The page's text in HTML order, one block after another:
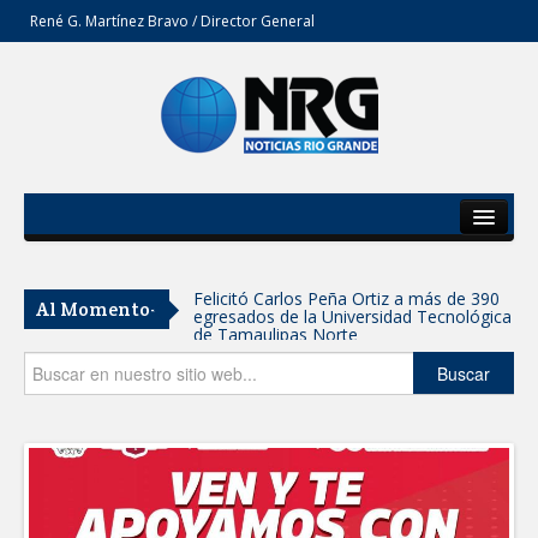
René G. Martínez Bravo / Director General
Del Estado
Secciones
Opinión
Al Momento- Felicitó Carlos Peña Ortiz a más de 390
egresados de la Universidad Tecnológica
de Tamaulipas Norte
GOBIERNO DE CARMEN LILIA
GARANTIZAR UN MEJOR SERVICIO DE
Facilita DIF Tamaulipas trámite de
credencial y placas de circulación para
personas con discapacidad
Buscar